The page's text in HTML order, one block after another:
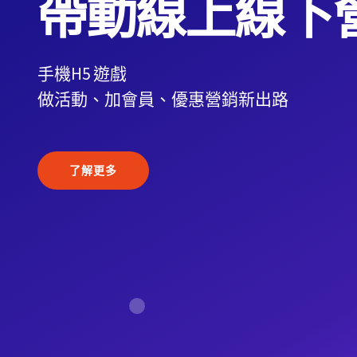
帶動線上線下
手機H5 遊戲
做活動、加會員、優惠營銷新出路
了解更多